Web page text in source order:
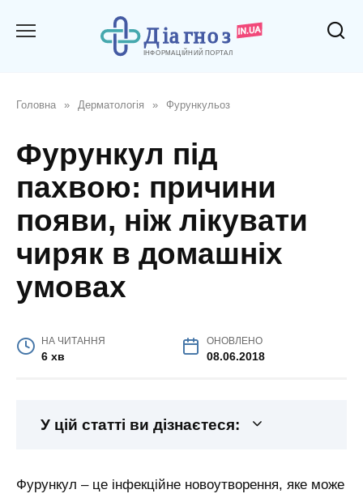
Головна » Дерматологія » Фурункульоз
Фурункул під
пахвою: причини
появи, ніж лікувати
чиряк в домашніх
умовах
НА ЧИТАННЯ
6 хв
ОНОВЛЕНО
08.06.2018
У цій статті ви дізнаєтеся:
Фурункул – це інфекційне новоутворення, яке може